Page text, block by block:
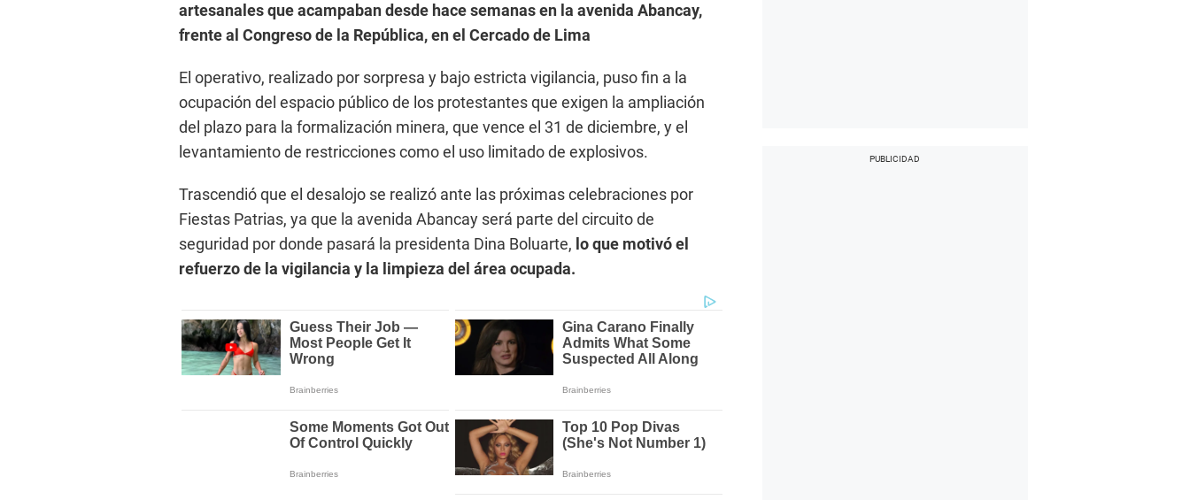
artesanales que acampaban desde hace semanas en la avenida Abancay,
frente al Congreso de la República, en el Cercado de Lima
El operativo, realizado por sorpresa y bajo estricta vigilancia, puso fin a la
ocupación del espacio público de los protestantes que exigen la ampliación
del plazo para la formalización minera, que vence el 31 de diciembre, y el
levantamiento de restricciones como el uso limitado de explosivos.
Trascendió que el desalojo se realizó ante las próximas celebraciones por
Fiestas Patrias, ya que la avenida Abancay será parte del circuito de
seguridad por donde pasará la presidenta Dina Boluarte, lo que motivó el
refuerzo de la vigilancia y la limpieza del área ocupada.